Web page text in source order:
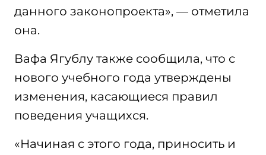
данного законопроекта», — отметила
она.
Вафа Ягублу также сообщила, что с
нового учебного года утверждены
изменения, касающиеся правил
поведения учащихся.
«Начиная с этого года, приносить и